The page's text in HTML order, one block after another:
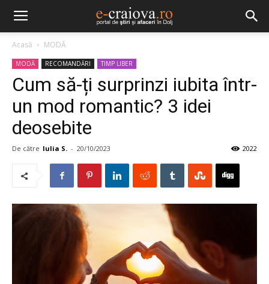
Acasă MODĂ
MODĂ RECOMANDĂRI TIMP LIBER
Cum să-ți surprinzi iubita într-
un mod romantic? 3 idei
deosebite
De către Iulia S. - 20/10/2023 2022